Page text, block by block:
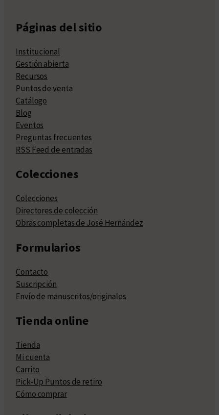
Páginas del sitio
Institucional
Gestión abierta
Recursos
Puntos de venta
Catálogo
Blog
Eventos
Preguntas frecuentes
RSS Feed de entradas
Colecciones
Colecciones
Directores de colección
Obras completas de José Hernández
Formularios
Contacto
Suscripción
Envío de manuscritos/originales
Tienda online
Tienda
Mi cuenta
Carrito
Pick-Up Puntos de retiro
Cómo comprar